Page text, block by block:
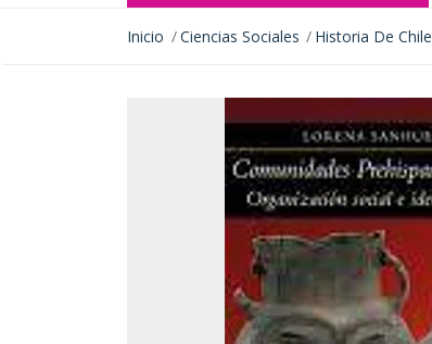
Inicio Ciencias Sociales Historia De Chile